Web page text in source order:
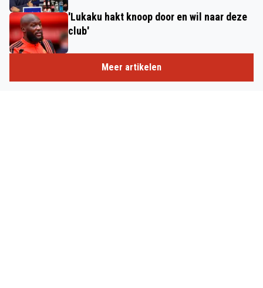
'Lukaku hakt knoop door en wil naar deze
club'
Meer artikelen